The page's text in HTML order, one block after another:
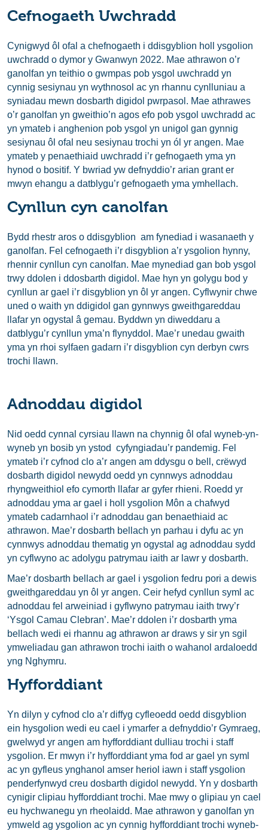
Cefnogaeth Uwchradd
Cynigwyd ôl ofal a chefnogaeth i ddisgyblion holl ysgolion
uwchradd o dymor y Gwanwyn 2022. Mae athrawon o’r
ganolfan yn teithio o gwmpas pob ysgol uwchradd yn
cynnig sesiynau yn wythnosol ac yn rhannu cynlluniau a
syniadau mewn dosbarth digidol pwrpasol. Mae athrawes
o’r ganolfan yn gweithio’n agos efo pob ysgol uwchradd ac
yn ymateb i anghenion pob ysgol yn unigol gan gynnig
sesiynau ôl ofal neu sesiynau trochi yn ól yr angen. Mae
ymateb y penaethiaid uwchradd i’r gefnogaeth yma yn
hynod o bositif. Y bwriad yw defnyddio’r arian grant er
mwyn ehangu a datblygu’r gefnogaeth yma ymhellach.
Cynllun cyn canolfan
Bydd rhestr aros o ddisgyblion am fynediad i wasanaeth y
ganolfan. Fel cefnogaeth i’r disgyblion a’r ysgolion hynny,
rhennir cynllun cyn canolfan. Mae mynediad gan bob ysgol
trwy ddolen i ddosbarth digidol. Mae hyn yn golygu bod y
cynllun ar gael i’r disgyblion yn ôl yr angen. Cyflwynir chwe
uned o waith yn ddigidol gan gynnwys gweithgareddau
llafar yn ogystal â gemau. Byddwn yn diweddaru a
datblygu’r cynllun yma’n flynyddol. Mae’r unedau gwaith
yma yn rhoi sylfaen gadarn i’r disgyblion cyn derbyn cwrs
trochi llawn.
Adnoddau digidol
Nid oedd cynnal cyrsiau llawn na chynnig ôl ofal wyneb-yn-
wyneb yn bosib yn ystod cyfyngiadau’r pandemig. Fel
ymateb i’r cyfnod clo a’r angen am ddysgu o bell, crëwyd
dosbarth digidol newydd oedd yn cynnwys adnoddau
rhyngweithiol efo cymorth llafar ar gyfer rhieni. Roedd yr
adnoddau yma ar gael i holl ysgolion Môn a chafwyd
ymateb cadarnhaol i’r adnoddau gan benaethiaid ac
athrawon. Mae’r dosbarth bellach yn parhau i dyfu ac yn
cynnwys adnoddau thematig yn ogystal ag adnoddau sydd
yn cyflwyno ac adolygu patrymau iaith ar lawr y dosbarth.
Mae’r dosbarth bellach ar gael i ysgolion fedru pori a dewis
gweithgareddau yn ôl yr angen. Ceir hefyd cynllun syml ac
adnoddau fel arweiniad i gyflwyno patrymau iaith trwy’r
‘Ysgol Camau Clebran’. Mae’r ddolen i’r dosbarth yma
bellach wedi ei rhannu ag athrawon ar draws y sir yn sgil
ymweliadau gan athrawon trochi iaith o wahanol ardaloedd
yng Nghymru.
Hyfforddiant
Yn dilyn y cyfnod clo a’r diffyg cyfleoedd oedd disgyblion
ein hysgolion wedi eu cael i ymarfer a defnyddio’r Gymraeg,
gwelwyd yr angen am hyfforddiant dulliau trochi i staff
ysgolion. Er mwyn i’r hyfforddiant yma fod ar gael yn syml
ac yn gyfleus ynghanol amser heriol iawn i staff ysgolion
penderfynwyd creu dosbarth digidol newydd. Yn y dosbarth
cynigir clipiau hyfforddiant trochi. Mae mwy o glipiau yn cael
eu hychwanegu yn rheolaidd. Mae athrawon y ganolfan yn
ymweld ag ysgolion ac yn cynnig hyfforddiant trochi wyneb-